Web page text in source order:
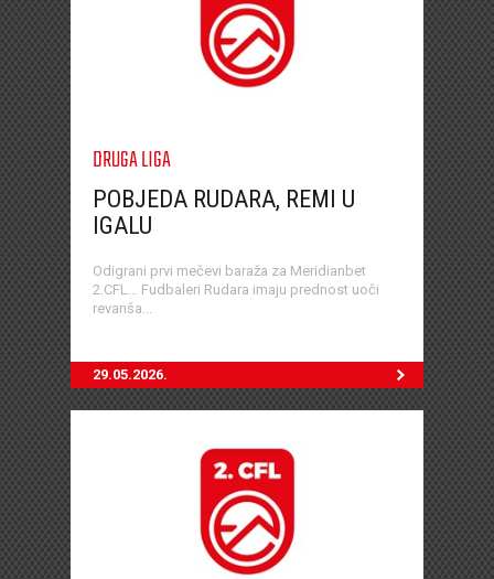
DRUGA LIGA
POBJEDA RUDARA, REMI U
IGALU
Odigrani prvi mečevi baraža za Meridianbet
2.CFL… Fudbaleri Rudara imaju prednost uoči
revanša...
29.05.2026.